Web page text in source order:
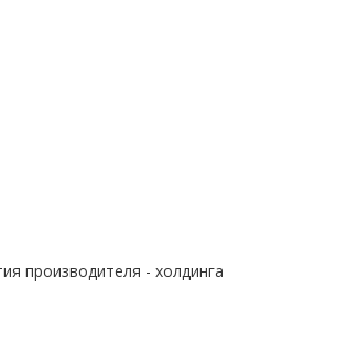
производителя - холдинга